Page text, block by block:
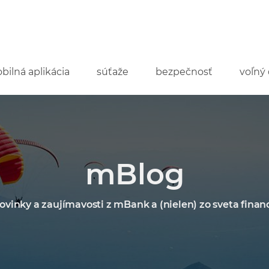
aplikácia súťaže bezpečnosť voľný
mBlog
a zaujímavosti z mBank a (nielen) zo sveta